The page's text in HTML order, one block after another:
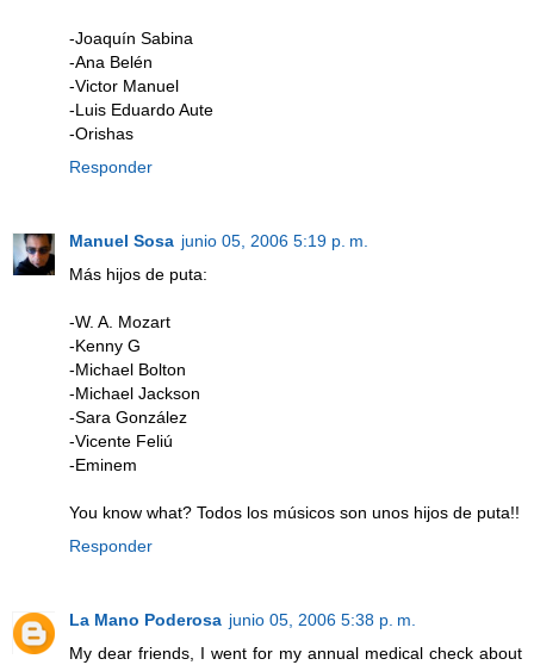
-Joaquín Sabina
-Ana Belén
-Victor Manuel
-Luis Eduardo Aute
-Orishas
Responder
Manuel Sosa junio 05, 2006 5:19 p. m.
Más hijos de puta:
-W. A. Mozart
-Kenny G
-Michael Bolton
-Michael Jackson
-Sara González
-Vicente Feliú
-Eminem
You know what? Todos los músicos son unos hijos de puta!!
Responder
La Mano Poderosa junio 05, 2006 5:38 p. m.
My dear friends, I went for my annual medical check about